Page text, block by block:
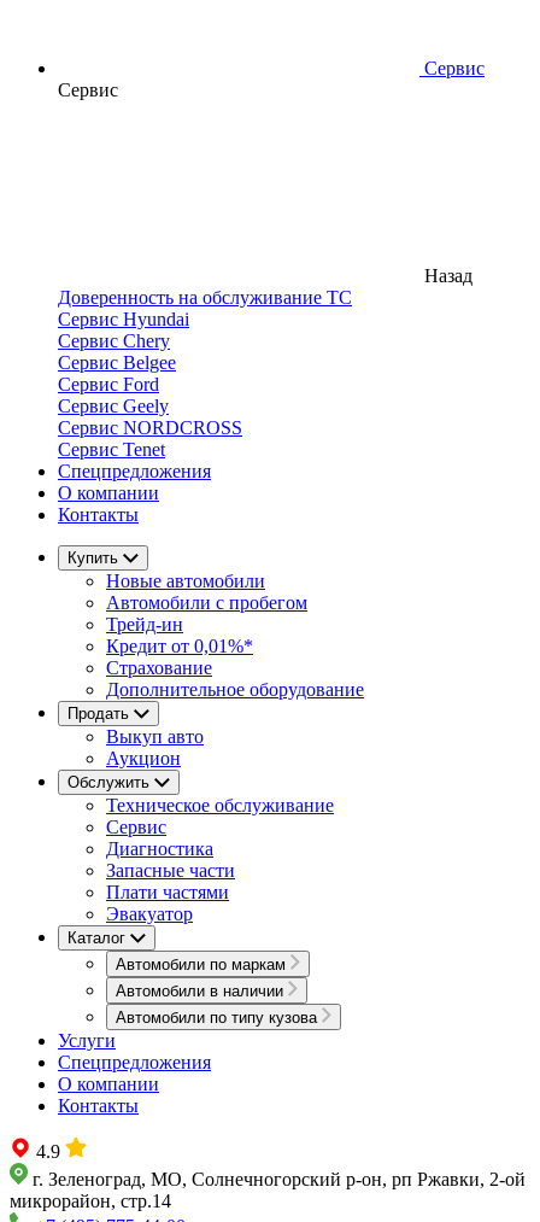
Сервис
Сервис
Назад
Доверенность на обслуживание ТС
Сервис Hyundai
Сервис Chery
Сервис Belgee
Сервис Ford
Сервис Geely
Сервис NORDCROSS
Сервис Tenet
Спецпредложения
О компании
Контакты
Купить
Новые автомобили
Автомобили с пробегом
Трейд-ин
Кредит от 0,01%*
Страхование
Дополнительное оборудование
Продать
Выкуп авто
Аукцион
Обслужить
Техническое обслуживание
Сервис
Диагностика
Запасные части
Плати частями
Эвакуатор
Каталог
Автомобили по маркам
Автомобили в наличии
Автомобили по типу кузова
Услуги
Спецпредложения
О компании
Контакты
4.9
г. Зеленоград, МО, Солнечногорский р-он, рп Ржавки, 2-ой
микрорайон, стр.14